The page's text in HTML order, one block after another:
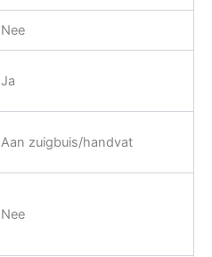
Nee
Ja
Aan zuigbuis/handvat
Nee